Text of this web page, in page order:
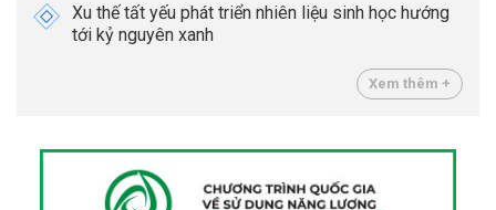
Xu thế tất yếu phát triển nhiên liệu sinh học hướng
tới kỷ nguyên xanh
Xem thêm +